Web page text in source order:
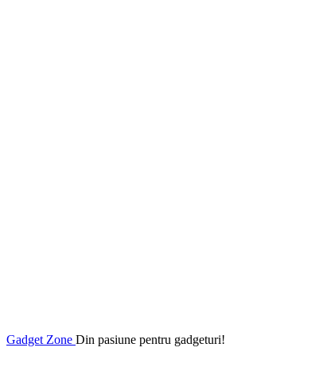
Gadget Zone Din pasiune pentru gadgeturi!